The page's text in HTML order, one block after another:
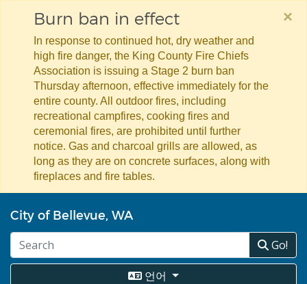
요
츠
Burn ban in effect
In response to continued hot, dry weather and
high fire danger, the King County Fire Chiefs
Association is issuing a Stage 2 burn ban
Thursday afternoon, effective immediately for the
entire county. All outdoor fires, including
recreational campfires, cooking fires and
ceremonial fires, are prohibited until further
notice. Gas and charcoal grills are allowed, as
long as they are on concrete surfaces, along with
fireplaces and fire tables.
×
City of Bellevue, WA
Go!
언어